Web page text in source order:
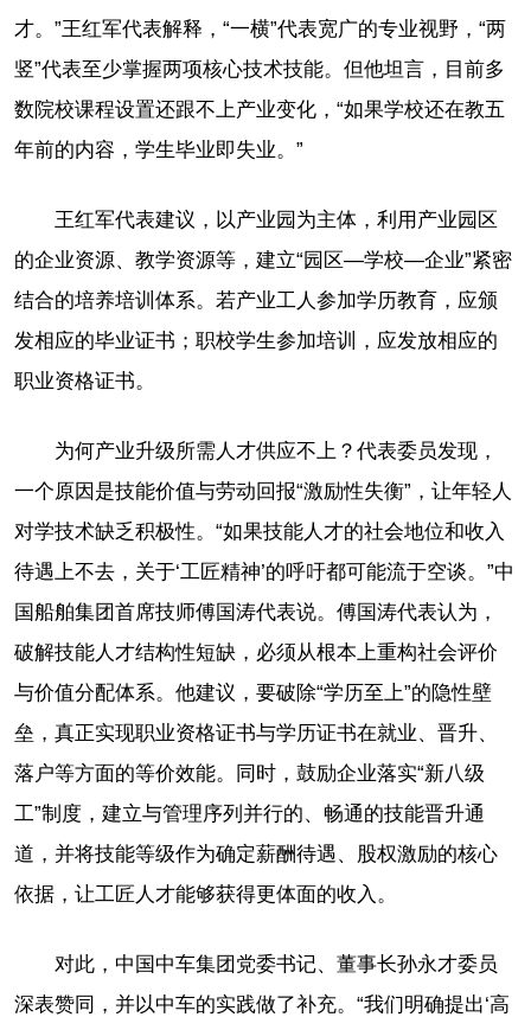
才。”王红军代表解释，“一横”代表宽广的专业视野，“两
竖”代表至少掌握两项核心技术技能。但他坦言，目前多
数院校课程设置还跟不上产业变化，“如果学校还在教五
年前的内容，学生毕业即失业。”
王红军代表建议，以产业园为主体，利用产业园区
的企业资源、教学资源等，建立“园区—学校—企业”紧密
结合的培养培训体系。若产业工人参加学历教育，应颁
发相应的毕业证书；职校学生参加培训，应发放相应的
职业资格证书。
为何产业升级所需人才供应不上？代表委员发现，
一个原因是技能价值与劳动回报“激励性失衡”，让年轻人
对学技术缺乏积极性。“如果技能人才的社会地位和收入
待遇上不去，关于‘工匠精神’的呼吁都可能流于空谈。”中
国船舶集团首席技师傅国涛代表说。傅国涛代表认为，
破解技能人才结构性短缺，必须从根本上重构社会评价
与价值分配体系。他建议，要破除“学历至上”的隐性壁
垒，真正实现职业资格证书与学历证书在就业、晋升、
落户等方面的等价效能。同时，鼓励企业落实“新八级
工”制度，建立与管理序列并行的、畅通的技能晋升通
道，并将技能等级作为确定薪酬待遇、股权激励的核心
依据，让工匠人才能够获得更体面的收入。
对此，中国中车集团党委书记、董事长孙永才委员
深表赞同，并以中车的实践做了补充。“我们明确提出‘高